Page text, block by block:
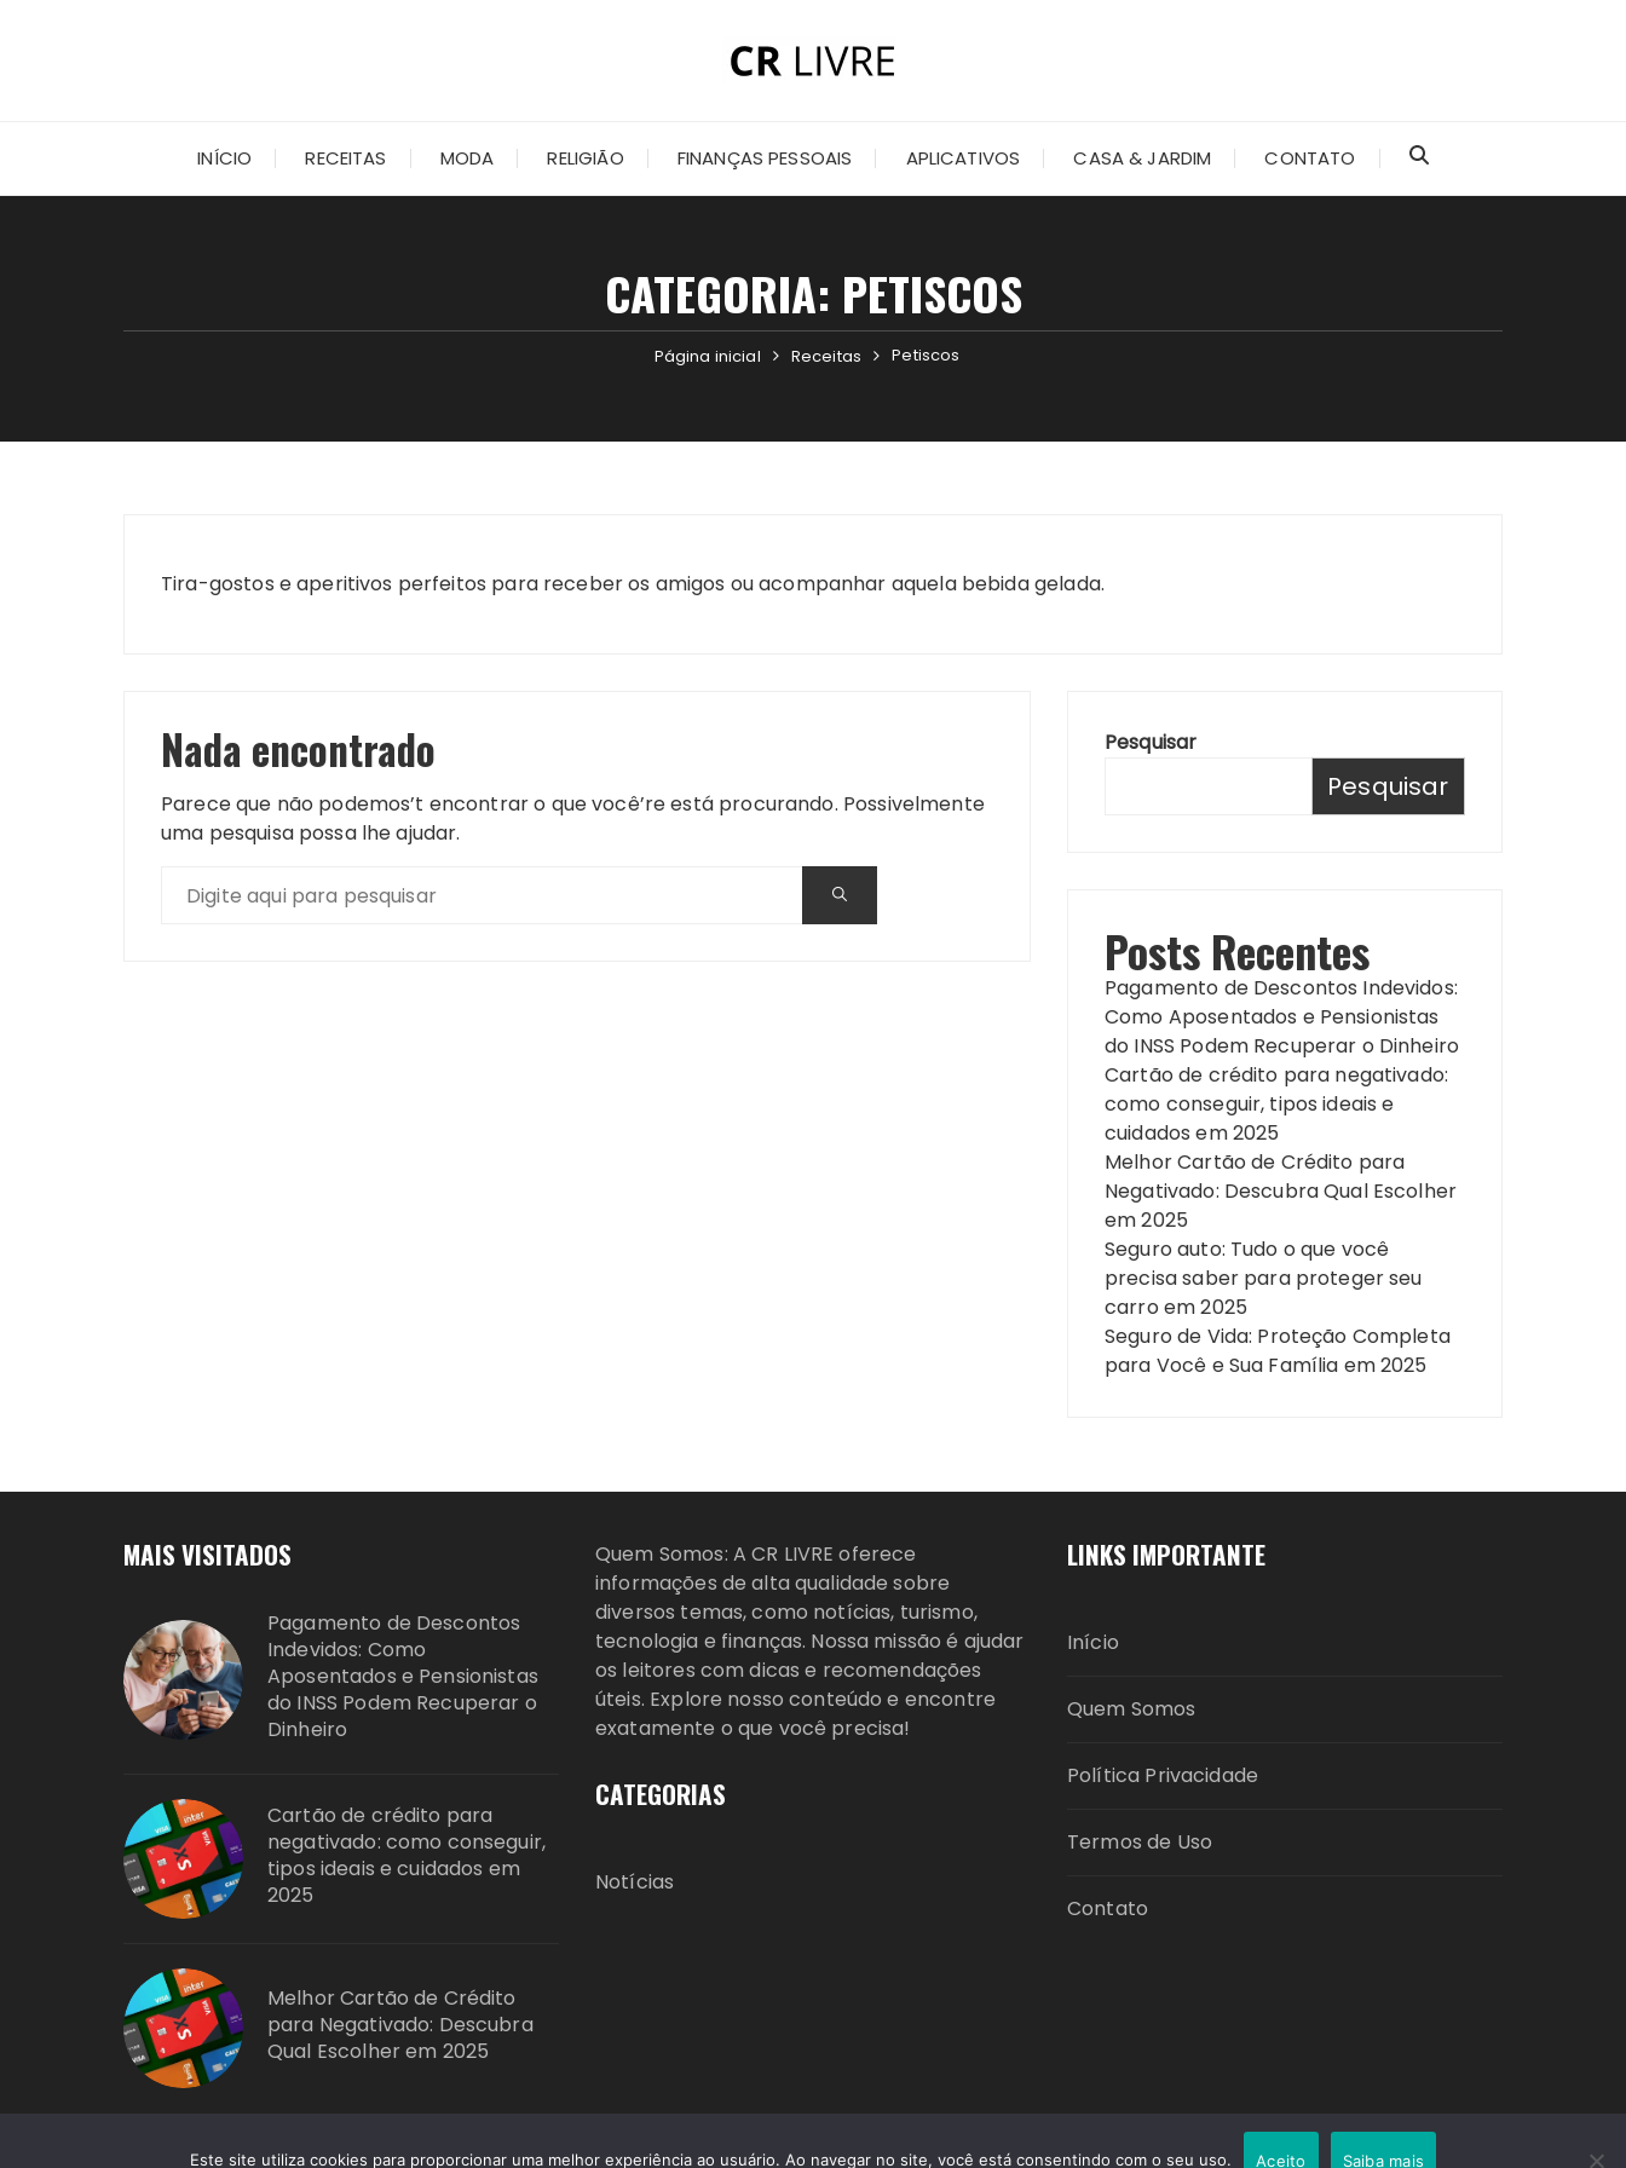
INÍCIO RECEITAS MODA RELIGIÃO FINANÇAS PESSOAIS APLICATIVOS CASA & JARDIM CONTATO
CATEGORIA: PETISCOS
Página inicial Receitas Petiscos
Tira-gostos e aperitivos perfeitos para receber os amigos ou acompanhar aquela bebida gelada.
Nada encontrado
Parece que não podemos’t encontrar o que você’re está procurando. Possivelmente
uma pesquisa possa lhe ajudar.
Pesquisar
Pesquisar
Posts Recentes
Pagamento de Descontos Indevidos:
Como Aposentados e Pensionistas
do INSS Podem Recuperar o Dinheiro
Cartão de crédito para negativado:
como conseguir, tipos ideais e
cuidados em 2025
Melhor Cartão de Crédito para
Negativado: Descubra Qual Escolher
em 2025
Seguro auto: Tudo o que você
precisa saber para proteger seu
carro em 2025
Seguro de Vida: Proteção Completa
para Você e Sua Família em 2025
MAIS VISITADOS
Pagamento de Descontos
Indevidos: Como
Aposentados e Pensionistas
do INSS Podem Recuperar o
Dinheiro
Cartão de crédito para
negativado: como conseguir,
tipos ideais e cuidados em
2025
Melhor Cartão de Crédito
para Negativado: Descubra
Qual Escolher em 2025
Quem Somos: A CR LIVRE oferece
informações de alta qualidade sobre
diversos temas, como notícias, turismo,
tecnologia e finanças. Nossa missão é ajudar
os leitores com dicas e recomendações
úteis. Explore nosso conteúdo e encontre
exatamente o que você precisa!
CATEGORIAS
Notícias
LINKS IMPORTANTE
Início
Quem Somos
Política Privacidade
Termos de Uso
Contato
Este site utiliza cookies para proporcionar uma melhor experiência ao usuário. Ao navegar no site, você está consentindo com o seu uso. Aceito Saiba mais